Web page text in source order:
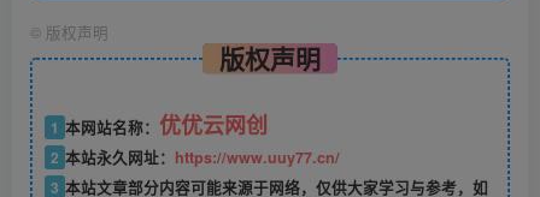
© 版权声明
版权声明
1 本网站名称： 优优云网创
2 本站永久网址： https://www.uuy77.cn/
3 本站文章部分内容可能来源于网络，仅供大家学习与参考，如